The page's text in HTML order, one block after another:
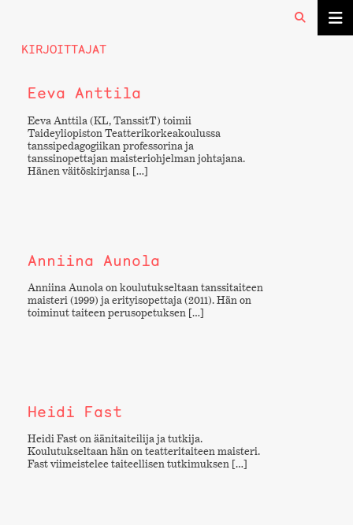
KIRJOITTAJAT
Eeva Anttila
Eeva Anttila (KL, TanssitT) toimii
Taideyliopiston Teatterikorkeakoulussa
tanssipedagogiikan professorina ja
tanssinopettajan maisteriohjelman johtajana.
Hänen väitöskirjansa […]
Anniina Aunola
Anniina Aunola on koulutukseltaan tanssitaiteen
maisteri (1999) ja erityisopettaja (2011). Hän on
toiminut taiteen perusopetuksen […]
Heidi Fast
Heidi Fast on äänitaiteilija ja tutkija.
Koulutukseltaan hän on teatteritaiteen maisteri.
Fast viimeistelee taiteellisen tutkimuksen […]